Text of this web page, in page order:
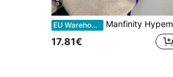
9
EU Warehouse Manfinity Hypemode Heren Fleece Tekst Geprint T-shirts
17.81€